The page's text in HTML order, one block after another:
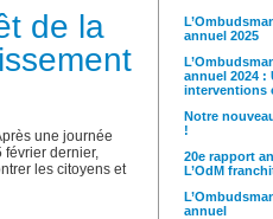
de la
une journée
février dernier,
les citoyens et
annuel 2025
annuel 2024 :
interventions
Notre
!
20e rapport
L’OdM
annuel